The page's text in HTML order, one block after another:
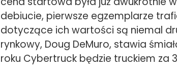
debiucie, pierwsze egzemplarze
dotyczące ich wartości są niemal
rynkowy, Doug DeMuro, stawia
roku Cybertruck będzie truckiem za